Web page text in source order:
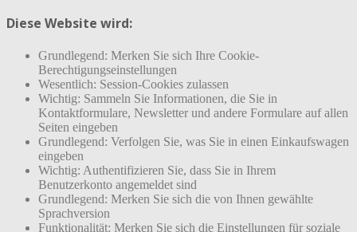
Diese Website wird:
Grundlegend: Merken Sie sich Ihre Cookie-
Berechtigungseinstellungen
Wesentlich: Session-Cookies zulassen
Wichtig: Sammeln Sie Informationen, die Sie in
Kontaktformulare, Newsletter und andere Formulare auf allen
Seiten eingeben
Grundlegend: Verfolgen Sie, was Sie in einen Einkaufswagen
eingeben
Wichtig: Authentifizieren Sie, dass Sie in Ihrem
Benutzerkonto angemeldet sind
Grundlegend: Merken Sie sich die von Ihnen gewählte
Sprachversion
Funktionalität: Merken Sie sich die Einstellungen für soziale